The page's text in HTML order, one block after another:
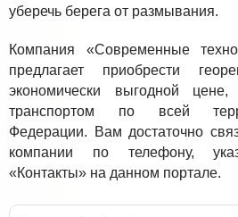
уберечь берега от размывания.
Компания «Современные
предлагает приобрести
экономически выгодной
транспортом по всей
Федерации. Вам достаточно
компании по телефону,
«Контакты» на данном портале.